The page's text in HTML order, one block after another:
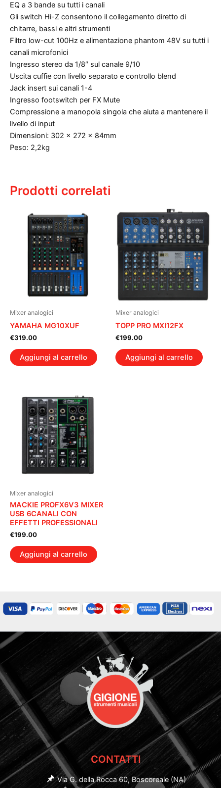
EQ a 3 bande su tutti i canali
Gli switch Hi-Z consentono il collegamento diretto di
chitarre, bassi e altri strumenti
Filtro low-cut 100Hz e alimentazione phantom 48V su tutti i
canali microfonici
Ingresso stereo da 1/8″ sul canale 9/10
Uscita cuffie con livello separato e controllo blend
Jack insert sui canali 1-4
Ingresso footswitch per FX Mute
Compressione a manopola singola che aiuta a mantenere il
livello di input
Dimensioni: 302 x 272 x 84mm
Peso: 2,2kg
Prodotti correlati
Mixer analogici
YAMAHA MG10XUF
€319.00
Aggiungi al carrello
Mixer analogici
TOPP PRO MXI12FX
€199.00
Aggiungi al carrello
Mixer analogici
MACKIE PROFX6V3 MIXER
USB 6CANALI CON
EFFETTI PROFESSIONALI
€199.00
Aggiungi al carrello
CONTATTI
Via G. della Rocca 60, Boscoreale (NA)